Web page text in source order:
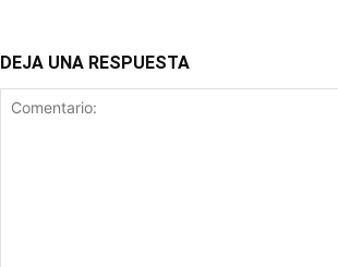
DEJA UNA RESPUESTA